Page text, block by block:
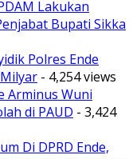
Lakukan
Bupati Sikka
Polres Ende
- 4,254 views
Arminus Wuni
di PAUD - 3,424
Di DPRD Ende,